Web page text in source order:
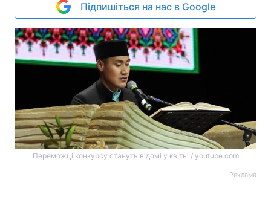
Підпишіться на нас в Google
Переможці конкурсу стануть відомі у квітні / youtube.com
Реклама